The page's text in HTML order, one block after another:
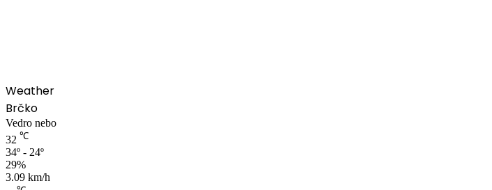
Weather
Brčko
Vedro nebo
32 ℃
34º - 24º
29%
3.09 km/h